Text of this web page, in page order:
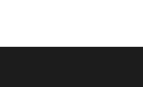
Статьи